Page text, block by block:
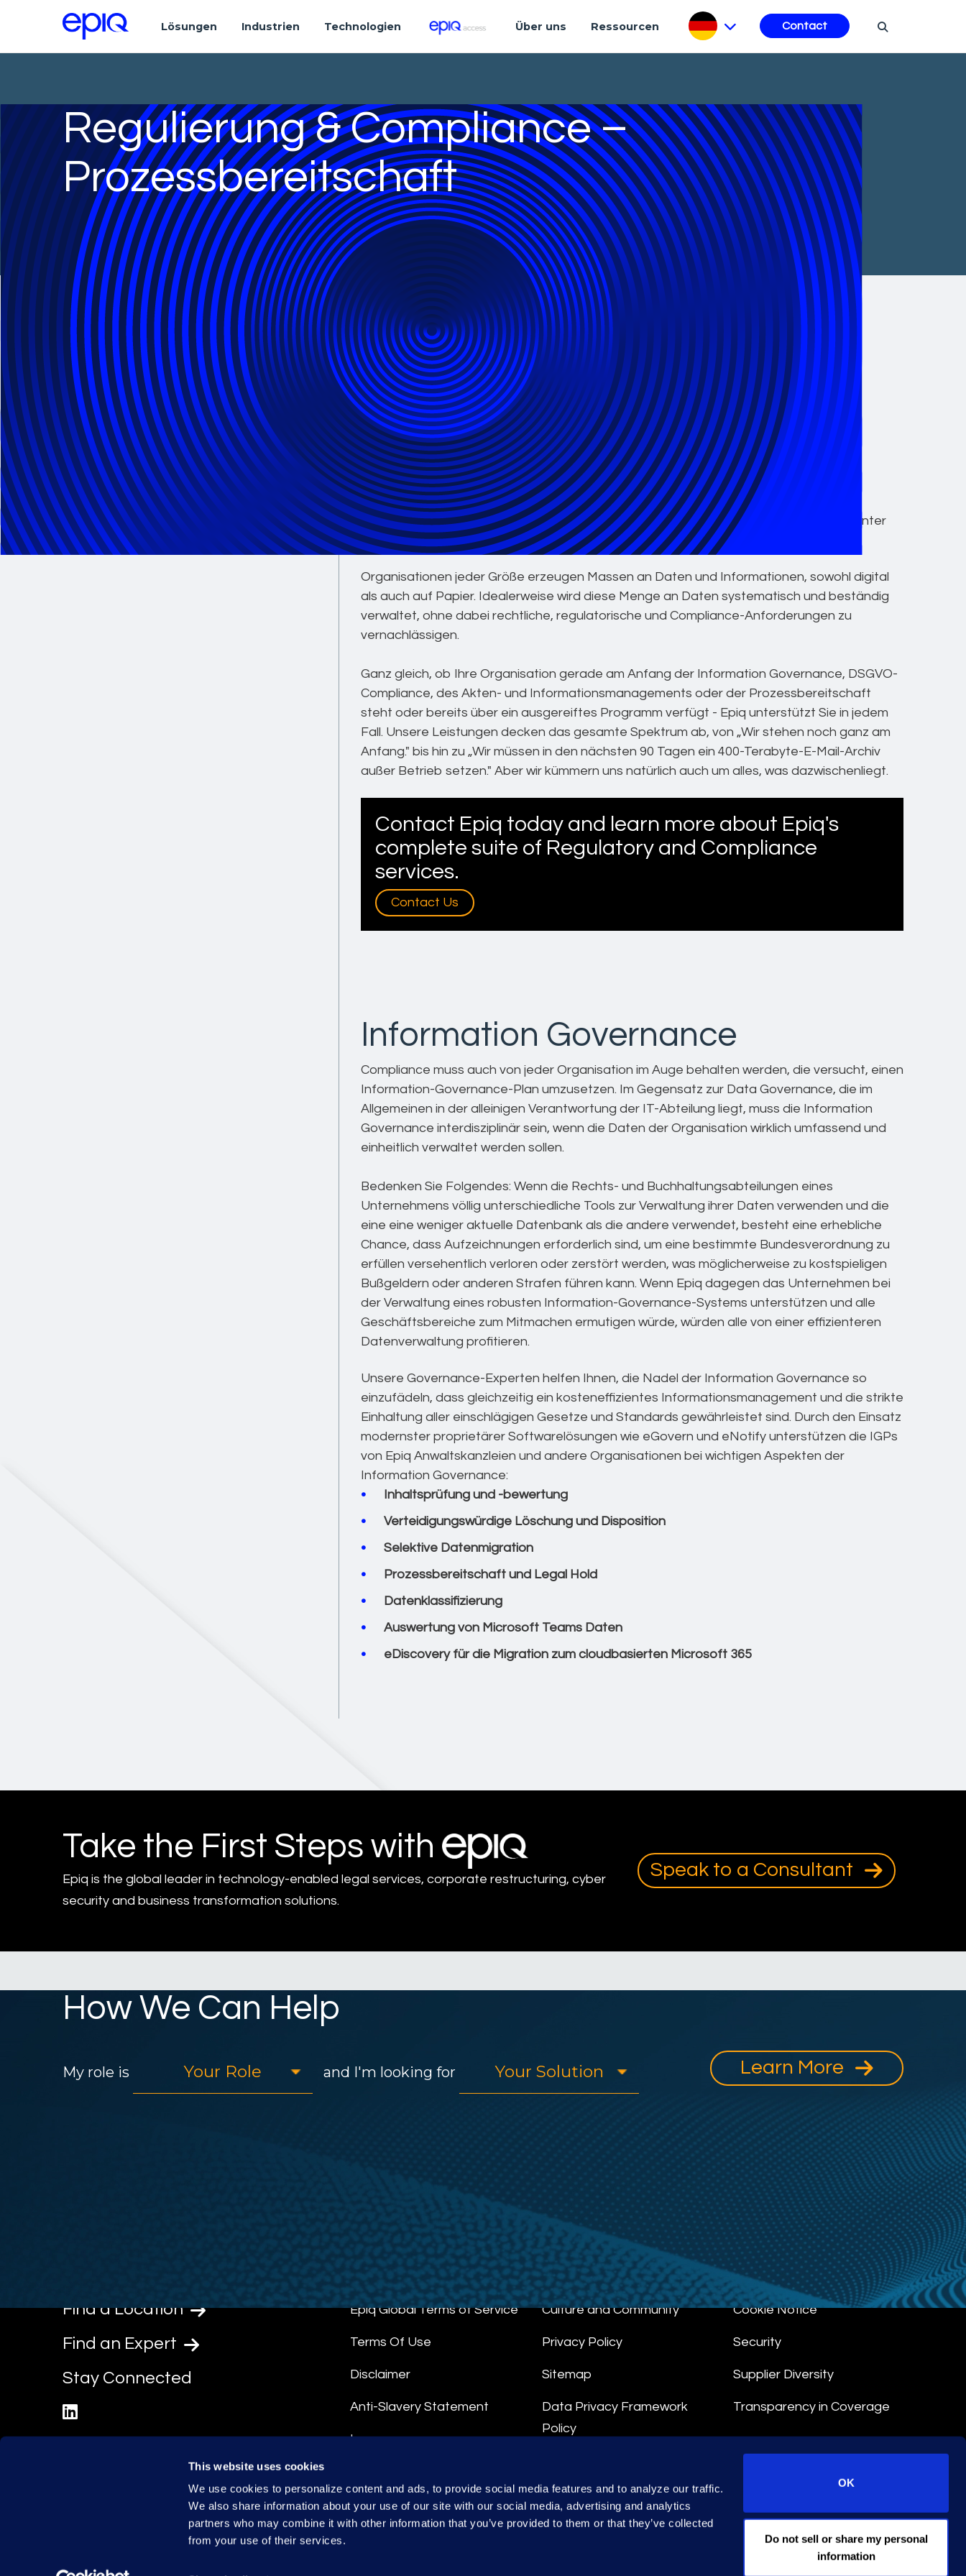
This website uses cookies
We use cookies to personalize content and ads, to provide social media features and to analyze our traffic.
We also share information about your use of our site with our social media, advertising and analytics
partners who may combine it with other information that you’ve provided to them or that they’ve collected
from your use of their services.
OK
Do not sell or share my personal
information
Lösungen Industrien Technologien Über uns Ressourcen Contact
Regulierung & Compliance –
Prozessbereitschaft
Regulierung & Compliance
Globale Untersuchungen
Information Governance
Compliance Advisory and Technology
Cyber Incident Response
Regulatorische Compliance-
Services für eine sich ständig
weiterentwickelnde Welt
Mit zuverlässiger Genauigkeit und dank weitreichender Erfahrung, fortschrittlicher
Technologie und sorgfältiger Detailarbeit macht Epiq den Prozess des
Informationsmanagements für regulatorische und Compliance-Anforderungen effizienter
und weniger aufwändig.
Organisationen jeder Größe erzeugen Massen an Daten und Informationen, sowohl digital
als auch auf Papier. Idealerweise wird diese Menge an Daten systematisch und beständig
verwaltet, ohne dabei rechtliche, regulatorische und Compliance-Anforderungen zu
vernachlässigen.
Ganz gleich, ob Ihre Organisation gerade am Anfang der Information Governance, DSGVO-
Compliance, des Akten- und Informationsmanagements oder der Prozessbereitschaft
steht oder bereits über ein ausgereiftes Programm verfügt - Epiq unterstützt Sie in jedem
Fall. Unsere Leistungen decken das gesamte Spektrum ab, von „Wir stehen noch ganz am
Anfang." bis hin zu „Wir müssen in den nächsten 90 Tagen ein 400-Terabyte-E-Mail-Archiv
außer Betrieb setzen." Aber wir kümmern uns natürlich auch um alles, was dazwischenliegt.
Contact Epiq today and learn more about Epiq's
complete suite of Regulatory and Compliance
services.
Contact Us
Information Governance
Compliance muss auch von jeder Organisation im Auge behalten werden, die versucht, einen
Information-Governance-Plan umzusetzen. Im Gegensatz zur Data Governance, die im
Allgemeinen in der alleinigen Verantwortung der IT-Abteilung liegt, muss die Information
Governance interdisziplinär sein, wenn die Daten der Organisation wirklich umfassend und
einheitlich verwaltet werden sollen.
Bedenken Sie Folgendes: Wenn die Rechts- und Buchhaltungsabteilungen eines
Unternehmens völlig unterschiedliche Tools zur Verwaltung ihrer Daten verwenden und die
eine eine weniger aktuelle Datenbank als die andere verwendet, besteht eine erhebliche
Chance, dass Aufzeichnungen erforderlich sind, um eine bestimmte Bundesverordnung zu
erfüllen versehentlich verloren oder zerstört werden, was möglicherweise zu kostspieligen
Bußgeldern oder anderen Strafen führen kann. Wenn Epiq dagegen das Unternehmen bei
der Verwaltung eines robusten Information-Governance-Systems unterstützen und alle
Geschäftsbereiche zum Mitmachen ermutigen würde, würden alle von einer effizienteren
Datenverwaltung profitieren.
Unsere Governance-Experten helfen Ihnen, die Nadel der Information Governance so
einzufädeln, dass gleichzeitig ein kosteneffizientes Informationsmanagement und die strikte
Einhaltung aller einschlägigen Gesetze und Standards gewährleistet sind. Durch den Einsatz
modernster proprietärer Softwarelösungen wie eGovern und eNotify unterstützen die IGPs
von Epiq Anwaltskanzleien und andere Organisationen bei wichtigen Aspekten der
Information Governance:
Inhaltsprüfung und -bewertung
Verteidigungswürdige Löschung und Disposition
Selektive Datenmigration
Prozessbereitschaft und Legal Hold
Datenklassifizierung
Auswertung von Microsoft Teams Daten
eDiscovery für die Migration zum cloudbasierten Microsoft 365
Take the First Steps with
Epiq is the global leader in technology-enabled legal services, corporate restructuring, cyber
security and business transformation solutions.
Speak to a Consultant
How We Can Help
My role is and I'm looking for Learn More
Find a Location
Find an Expert
Stay Connected
Epiq Global Terms of Service
Terms Of Use
Disclaimer
Anti-Slavery Statement
Impressum
Culture and Community
Privacy Policy
Sitemap
Data Privacy Framework
Policy
Data Processing Terms
Cookie Notice
Security
Supplier Diversity
Transparency in Coverage
© 2026 Epiq. All rights reserved.